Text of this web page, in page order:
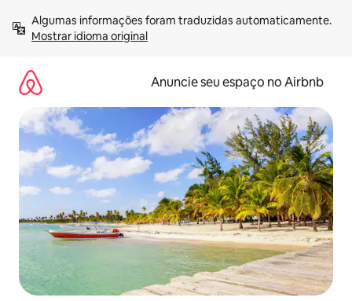
para
Mostrar idioma original
Anuncie seu espaço no Airbnb